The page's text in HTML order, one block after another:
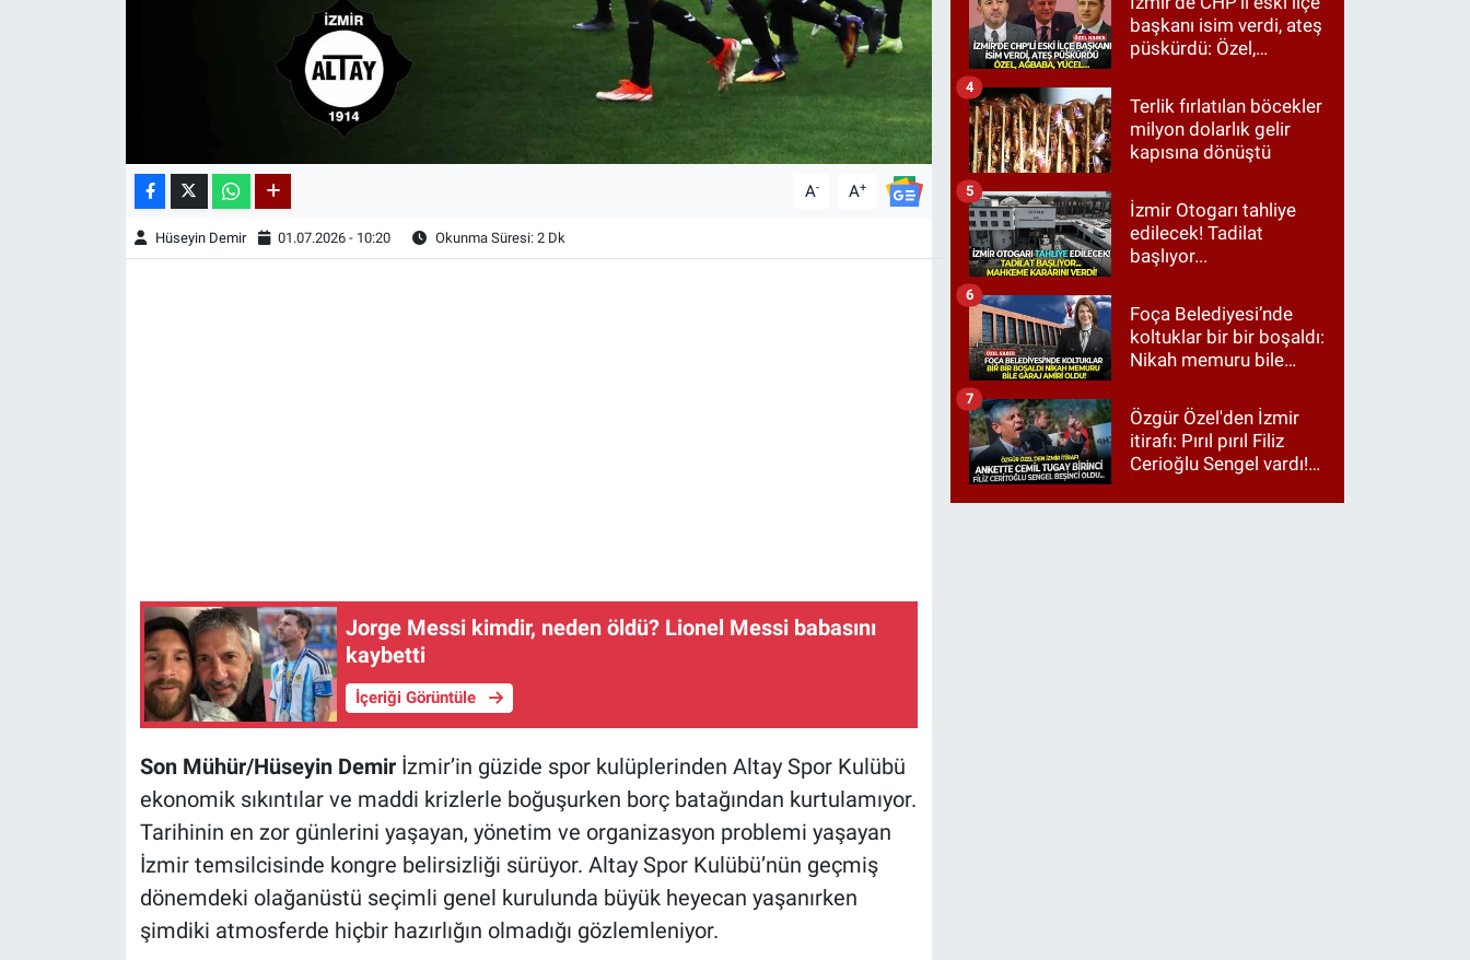
A- A+
Hüseyin Demir 01.07.2026 - 10:20 Okunma Süresi: 2 Dk
Jorge Messi kimdir, neden öldü? Lionel Messi babasını
kaybetti
İçeriği Görüntüle
Son Mühür/Hüseyin Demir İzmir’in güzide spor kulüplerinden Altay Spor Kulübü
ekonomik sıkıntılar ve maddi krizlerle boğuşurken borç batağından kurtulamıyor.
Tarihinin en zor günlerini yaşayan, yönetim ve organizasyon problemi yaşayan
İzmir temsilcisinde kongre belirsizliği sürüyor. Altay Spor Kulübü’nün geçmiş
dönemdeki olağanüstü seçimli genel kurulunda büyük heyecan yaşanırken
şimdiki atmosferde hiçbir hazırlığın olmadığı gözlemleniyor.
başkanı isim verdi, ateş
püskürdü: Özel,
Terlik fırlatılan böcekler
milyon dolarlık gelir
kapısına dönüştü
4
İzmir Otogarı tahliye
edilecek! Tadilat
başlıyor...
5
Foça Belediyesi’nde
koltuklar bir bir boşaldı:
Nikah memuru bile
6
Özgür Özel'den İzmir
itirafı: Pırıl pırıl Filiz
Cerioğlu Sengel vardı!
Tugay birinci çıktı
7